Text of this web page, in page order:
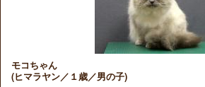
モコちゃん
(ヒマラヤン／１歳／男の子)